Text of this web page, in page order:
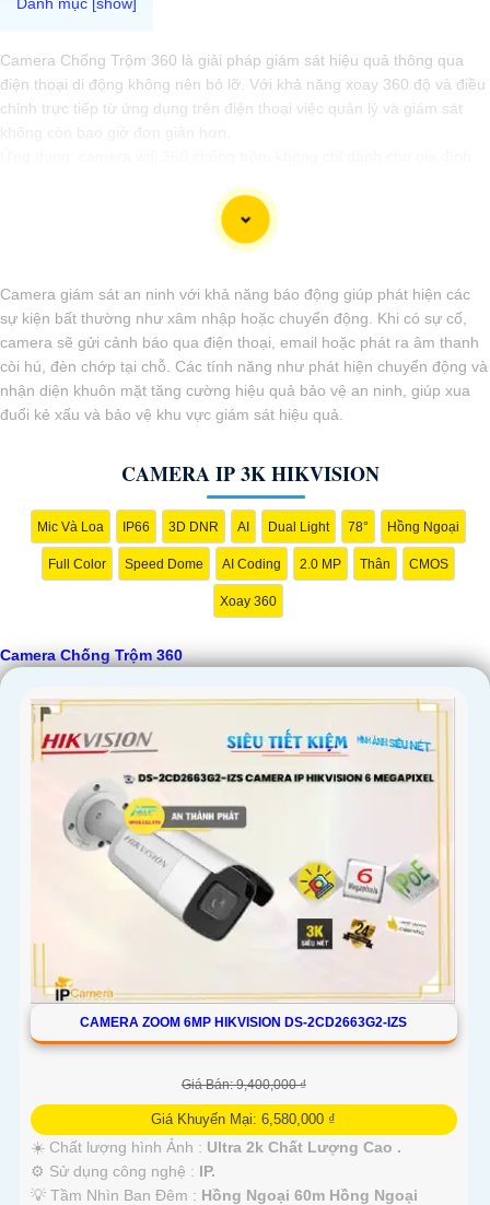
Camera Chống Trộm 360 là giải pháp giám sát hiệu quả thông qua
điện thoại di động không nên bỏ lỡ. Với khả năng xoay 360 độ và điều
chỉnh trực tiếp từ ứng dụng trên điện thoại việc quản lý và giám sát
cấp an ninh mà không tốn kém.
Camera giám sát an ninh với khả năng báo động giúp phát hiện các
sự kiện bất thường như xâm nhập hoặc chuyển động. Khi có sự cố,
camera sẽ gửi cảnh báo qua điện thoại, email hoặc phát ra âm thanh
còi hú, đèn chớp tại chỗ. Các tính năng như phát hiện chuyển động và
nhận diện khuôn mặt tăng cường hiệu quả bảo vệ an ninh, giúp xua
đuổi kẻ xấu và bảo vệ khu vực giám sát hiệu quả.
CAMERA IP 3K HIKVISION
Mic Và Loa IP66 3D DNR AI Dual Light 78° Hồng Ngoại
Full Color Speed Dome AI Coding 2.0 MP Thân CMOS
Xoay 360
Camera Chống Trộm 360
CAMERA ZOOM 6MP HIKVISION DS-2CD2663G2-IZS
Giá Bán: 9,400,000 ₫
Giá Khuyến Mại: 6,580,000 ₫
☀️ Chất lượng hình Ảnh : Ultra 2k Chất Lượng Cao .
⚙ Sử dụng công nghệ : IP.
💡 Tầm Nhìn Ban Đêm : Hồng Ngoại 60m Hồng Ngoại